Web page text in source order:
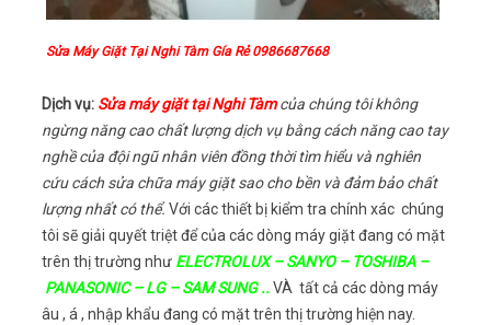
Sửa Máy Giặt Tại Nghi Tàm Gía Rẻ 0986687668
Dịch vụ: Sửa máy giặt tại Nghi Tàm của chúng tôi không
ngừng năng cao chất lượng dịch vụ bằng cách năng cao tay
nghề của đội ngũ nhân viên đồng thời tìm hiểu và nghiên
cứu cách sửa chữa máy giặt sao cho bền và đảm bảo chất
lượng nhất có thể. Với các thiết bị kiểm tra chính xác chúng
tôi sẽ giải quyết triệt để của các dòng máy giặt đang có mặt
trên thị trường như ELECTROLUX – SANYO – TOSHIBA –
PANASONIC – LG – SAM SUNG ..VÀ tất cả các dòng máy
âu , á , nhập khẩu đang có mặt trên thị trường hiện nay.